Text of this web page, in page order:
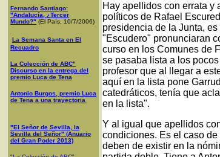
Fernando Santiago:
"Andalucía, ¿Tercer
Mundo?" (El País, 10/7/2006)
La Semana Santa en El
Recuadro
La Colección de ABC"
Discurso en la entrega del
premio Luca de Tena
Antonio Burgos, premio Luca
de Tena a una trayectoria
"El Señor de Sevilla, la
Sevilla del Señor" (Anuario
del Gran Poder 2013)
Hay apellidos con errata y
políticos de Rafael
presidencia de la Junta,
"Escudero" pronunciaran
curso en los Comunes de
se pasaba lista a los
profesor que al llegar a
aquí en la lista pone
catedráticos, tenía que
en la lista".
Y al igual que apellidos
condiciones. Es el caso
deben de existir en la